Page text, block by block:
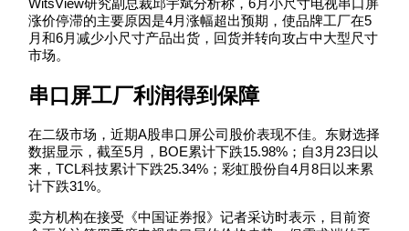
涨价停滞的主要原因是4月涨幅超出预期，使品牌工厂在5
月和6月减少小尺寸产品出货，回货并转向攻占中大型尺寸
市场。
串口屏工厂利润得到保障
在二级市场，近期A股串口屏公司股价表现不佳。东财选择
数据显示，截至5月，BOE累计下跌15.98%；自3月23日以
来，TCL科技累计下跌25.34%；彩虹股份自4月8日以来累
计下跌31%。
卖方机构在接受《中国证券报》记者采访时表示，目前资